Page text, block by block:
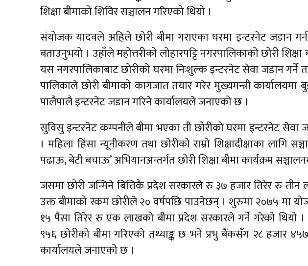
शिक्षा बीमाको शिविर सञ्चालन गरिएको थियो ।
संयोजक यादवले अहिले छोरी बीमा गराएका घरमा इन्टरनेट जडान
बताउनुभयो । उहाँले महोत्तरीको लोहारपट्टि नगरपालिकाको छोरी
यस नगरपालिकाबाट छोरीको घरमा निःशुल्क इन्टरनेट सेवा जडान गर्ने
पालिकाले छोरी बीमाको कागजात तयार गरेर मुख्यमन्त्री
पालैपालै इन्टरनेट जडान गरिने कार्यालयले जनाएको छ ।
सुविसु इन्टरनेट कम्पनीले बीमा भएका ती छोरीको घरमा इन्टरनेट सेवा
। महिला हिंसा न्यूनीकरण तथा छोरीको राम्रो शिक्षादीक्षाका लागि
पढाऊ, बेटी बचाऊ’ अभियानअन्तर्गत छोरी शिक्षा बीमा कार्यक्रम
जसमा छोरी जन्मिने बित्तिकै प्रदेश सरकारले रु ३७ हजार तिरेर रु तीन
उक्त बीमाको रकम छोरीले २० वर्षपछि पाउनेछन् । शुरुमा २०७५ मा
१५ पैसा तिरेर रु एक लाखको बीमा प्रदेश सरकारले गर्ने गरेको थियो
९५६ छोरीको बीमा गरिएको तथ्याङ्क छ भने प्रभु बैंकसँग २८ हजार ४५७
कार्यालयले जनाएको छ ।